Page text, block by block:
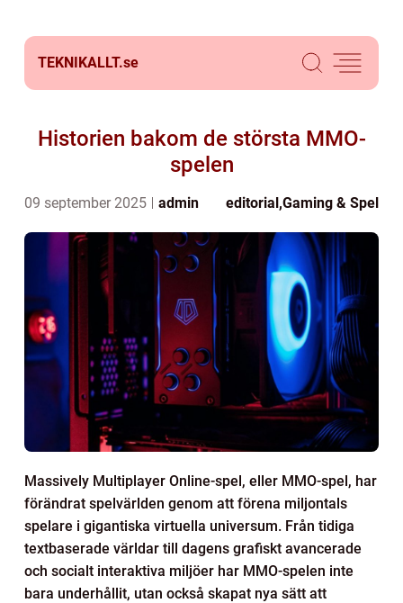
TEKNIKALLT.se
Historien bakom de största MMO-
spelen
09 september 2025 admin editorial,Gaming & Spel
Massively Multiplayer Online-spel, eller MMO-spel, har
förändrat spelvärlden genom att förena miljontals
spelare i gigantiska virtuella universum. Från tidiga
textbaserade världar till dagens grafiskt avancerade
och socialt interaktiva miljöer har MMO-spelen inte
bara underhållit, utan också skapat nya sätt att